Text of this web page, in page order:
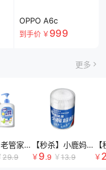
OPPO A6c
到手价 ￥ 999
更多
袋/盒*3 白色
白色
老管家抑菌洗手液组合装
29.9
【秒杀】小鹿妈妈
￥ 9.9 ￥ 13.9 ￥